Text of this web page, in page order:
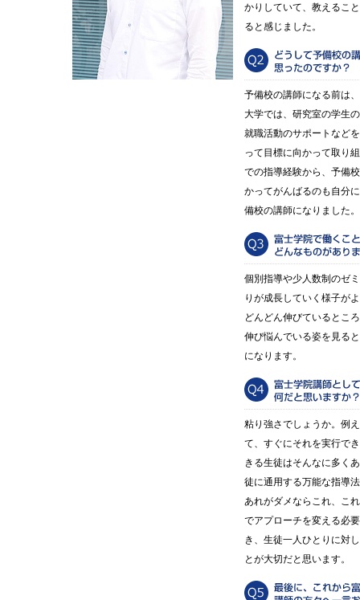
かりしていて、教えるこ
ると感じました。
予備校の講師になる前は
大学では、研究室の学生
就職活動のサポートなど
って目標に向かって取り
での指導経験から、予備
かってがんばるのも自分
備校の講師になりました。
個別指導や少人数制のゼ
りが成長していく様子が
どんどん伸びているとこ
伸び悩んでいる姿を見る
になります。
粘り強さでしょうか。例
て、すぐにそれを実行で
きる生徒はそんなに多く
徒に通用する万能な指導
あれがダメならこれ、こ
でアプローチを変える必
き、生徒一人ひとりに対
とが大切だと思います。